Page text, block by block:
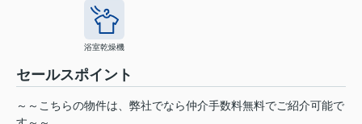
浴室乾燥機
セールスポイント
～～こちらの物件は、弊社でなら仲介手数料無料でご紹介可能で